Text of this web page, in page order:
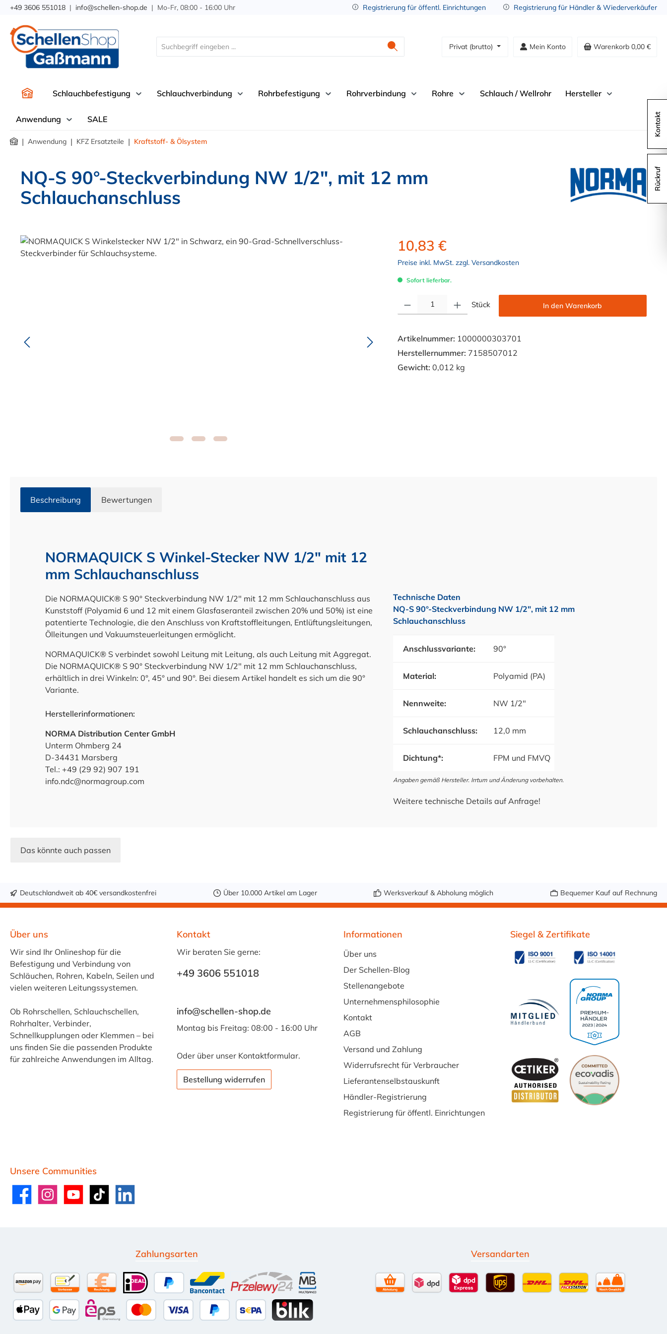
Zur Hauptnavigation springen
+49 3606 551018 | info@schellen-shop.de | Mo-Fr, 08:00 - 16:00 Uhr Registrierung für öffentl. Einrichtungen Registrierung für Händler & Wiederverkäufer
Privat (brutto) Mein Konto Warenkorb 0,00 €
Schlauchbefestigung Schlauchverbindung Rohrbefestigung Rohrverbindung Rohre Schlauch / Wellrohr Hersteller
Anwendung SALE
| Anwendung | KFZ Ersatzteile | Kraftstoff- & Ölsystem
NQ-S 90°-Steckverbindung NW 1/2", mit 12 mm
Schlauchanschluss
Bildergalerie überspringen 10,83 €
Preise inkl. MwSt. zzgl. Versandkosten
Sofort lieferbar.
Stück In den Warenkorb
Artikelnummer: 1000000303701
Herstellernummer: 7158507012
Gewicht: 0,012 kg
Beschreibung Bewertungen
NORMAQUICK S Winkel-Stecker NW 1/2" mit 12
mm Schlauchanschluss
Die NORMAQUICK® S 90° Steckverbindung NW 1/2" mit 12 mm Schlauchanschluss aus
Kunststoff (Polyamid 6 und 12 mit einem Glasfaseranteil zwischen 20% und 50%) ist eine
patentierte Technologie, die den Anschluss von Kraftstoffleitungen, Entlüftungsleitungen,
Ölleitungen und Vakuumsteuerleitungen ermöglicht.
NORMAQUICK® S verbindet sowohl Leitung mit Leitung, als auch Leitung mit Aggregat.
Die NORMAQUICK® S 90° Steckverbindung NW 1/2" mit 12 mm Schlauchanschluss,
erhältlich in drei Winkeln: 0°, 45° und 90°. Bei diesem Artikel handelt es sich um die 90°
Variante.
Herstellerinformationen:
NORMA Distribution Center GmbH
Unterm Ohmberg 24
D-34431 Marsberg
Tel.: +49 (29 92) 907 191
info.ndc@normagroup.com
Technische Daten
NQ-S 90°-Steckverbindung NW 1/2", mit 12 mm
Schlauchanschluss
Anschlussvariante: 90°
Material: Polyamid (PA)
Nennweite: NW 1/2"
Schlauchanschluss: 12,0 mm
Dichtung*: FPM und FMVQ
Angaben gemäß Hersteller. Irrtum und Änderung vorbehalten.
Weitere technische Details auf Anfrage!
Das könnte auch passen
Deutschlandweit ab 40€ versandkostenfrei Über 10.000 Artikel am Lager Werksverkauf & Abholung möglich Bequemer Kauf auf Rechnung
Über uns
Wir sind Ihr Onlineshop für die
Befestigung und Verbindung von
Schläuchen, Rohren, Kabeln, Seilen und
vielen weiteren Leitungssystemen.
Ob Rohrschellen, Schlauchschellen,
Rohrhalter, Verbinder,
Schnellkupplungen oder Klemmen – bei
uns finden Sie die passenden Produkte
für zahlreiche Anwendungen im Alltag.
Kontakt
Wir beraten Sie gerne:
+49 3606 551018
info@schellen-shop.de
Montag bis Freitag: 08:00 - 16:00 Uhr
Oder über unser Kontaktformular.
Bestellung widerrufen
Informationen
Über uns
Der Schellen-Blog
Stellenangebote
Unternehmensphilosophie
Kontakt
AGB
Versand und Zahlung
Widerrufsrecht für Verbraucher
Lieferantenselbstauskunft
Händler-Registrierung
Registrierung für öffentl. Einrichtungen
Unsere Communities
FacebookInstagramYouTube TikTok LinkedIn
Siegel & Zertifikate
Zahlungsarten
PayPal
Kauf auf Rechnung (10 Tage Netto)
iDEAL Bancontact Przelewy24Multibanco
Amazon PayVorkasse per Überweisung
Versandarten
Kontakt
Rückruf